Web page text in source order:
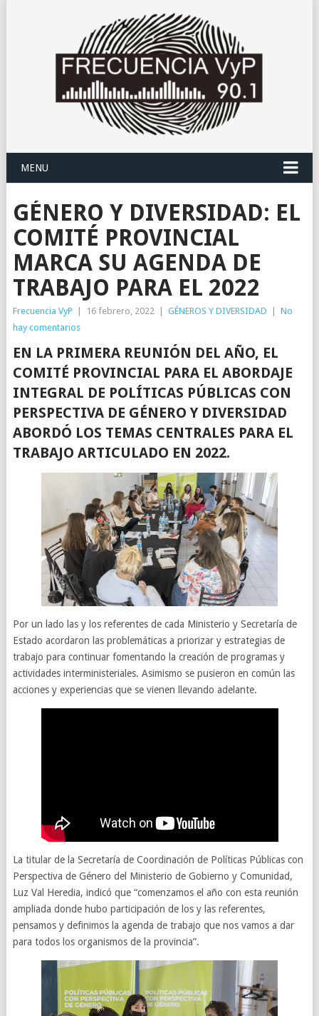
MENU
GÉNERO Y DIVERSIDAD: EL
COMITÉ PROVINCIAL
MARCA SU AGENDA DE
TRABAJO PARA EL 2022
Frecuencia VyP 16 febrero, 2022 GÉNEROS Y DIVERSIDAD
No
hay comentarios
EN LA PRIMERA REUNIÓN DEL AÑO, EL
COMITÉ PROVINCIAL PARA EL ABORDAJE
INTEGRAL DE POLÍTICAS PÚBLICAS CON
PERSPECTIVA DE GÉNERO Y DIVERSIDAD
ABORDÓ LOS TEMAS CENTRALES PARA EL
TRABAJO ARTICULADO EN 2022.
Por un lado las y los referentes de cada Ministerio y Secretaría de
Estado acordaron las problemáticas a priorizar y estrategias de
trabajo para continuar fomentando la creación de programas y
actividades interministeriales. Asimismo se pusieron en común las
acciones y experiencias que se vienen llevando adelante.
La titular de la Secretaría de Coordinación de Políticas Públicas con
Perspectiva de Género del Ministerio de Gobierno y Comunidad,
Luz Val Heredia, indicó que “comenzamos el año con esta reunión
ampliada donde hubo participación de los y las referentes,
pensamos y definimos la agenda de trabajo que nos vamos a dar
para todos los organismos de la provincia”.